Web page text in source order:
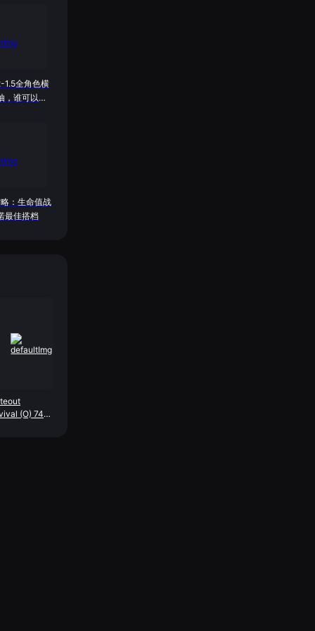
1.5全角色横
谁可以
：生命值战
最佳搭档
(O) 7499